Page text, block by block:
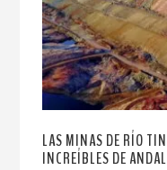
LAS MINAS DE RÍO
INCREÍBLES DE